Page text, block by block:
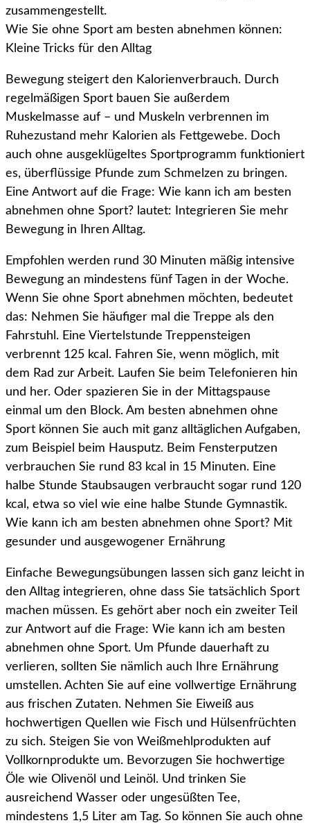
zusammengestellt.
Wie Sie ohne Sport am besten abnehmen können:
Kleine Tricks für den Alltag
Bewegung steigert den Kalorienverbrauch. Durch
regelmäßigen Sport bauen Sie außerdem
Muskelmasse auf – und Muskeln verbrennen im
Ruhezustand mehr Kalorien als Fettgewebe. Doch
auch ohne ausgeklügeltes Sportprogramm funktioniert
es, überflüssige Pfunde zum Schmelzen zu bringen.
Eine Antwort auf die Frage: Wie kann ich am besten
abnehmen ohne Sport? lautet: Integrieren Sie mehr
Bewegung in Ihren Alltag.
Empfohlen werden rund 30 Minuten mäßig intensive
Bewegung an mindestens fünf Tagen in der Woche.
Wenn Sie ohne Sport abnehmen möchten, bedeutet
das: Nehmen Sie häufiger mal die Treppe als den
Fahrstuhl. Eine Viertelstunde Treppensteigen
verbrennt 125 kcal. Fahren Sie, wenn möglich, mit
dem Rad zur Arbeit. Laufen Sie beim Telefonieren hin
und her. Oder spazieren Sie in der Mittagspause
einmal um den Block. Am besten abnehmen ohne
Sport können Sie auch mit ganz alltäglichen Aufgaben,
zum Beispiel beim Hausputz. Beim Fensterputzen
verbrauchen Sie rund 83 kcal in 15 Minuten. Eine
halbe Stunde Staubsaugen verbraucht sogar rund 120
kcal, etwa so viel wie eine halbe Stunde Gymnastik.
Wie kann ich am besten abnehmen ohne Sport? Mit
gesunder und ausgewogener Ernährung
Einfache Bewegungsübungen lassen sich ganz leicht in
den Alltag integrieren, ohne dass Sie tatsächlich Sport
machen müssen. Es gehört aber noch ein zweiter Teil
zur Antwort auf die Frage: Wie kann ich am besten
abnehmen ohne Sport. Um Pfunde dauerhaft zu
verlieren, sollten Sie nämlich auch Ihre Ernährung
umstellen. Achten Sie auf eine vollwertige Ernährung
aus frischen Zutaten. Nehmen Sie Eiweiß aus
hochwertigen Quellen wie Fisch und Hülsenfrüchten
zu sich. Steigen Sie von Weißmehlprodukten auf
Vollkornprodukte um. Bevorzugen Sie hochwertige
Öle wie Olivenöl und Leinöl. Und trinken Sie
ausreichend Wasser oder ungesüßten Tee,
mindestens 1,5 Liter am Tag. So können Sie auch ohne